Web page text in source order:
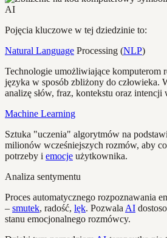
Pojęcia kluczowe w tej dziedzinie to:
Natural Language Processing (NLP)
Technologie umożliwiające komputerom
języka w sposób zbliżony do człowieka.
analizę słów, fraz, kontekstu oraz
Machine Learning
Sztuka "uczenia" algorytmów na
milionów wcześniejszych rozmów, aby
potrzeby i emocje użytkownika.
Analiza sentymentu
Proces automatycznego rozpoznawania
– smutek, radość, lęk. Pozwala AI
stanu emocjonalnego rozmówcy.